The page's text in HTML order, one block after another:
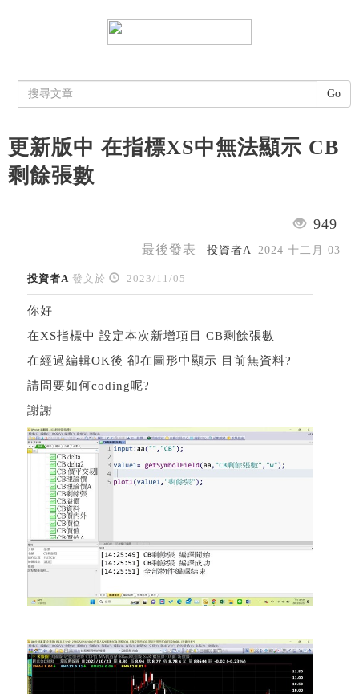
更新版中 在指標XS中無法顯示 CB
剩餘張數
949
最後發表 投資者A 2024 十二月 03
投資者A 發文於 2023/11/05
你好
在XS指標中 設定本次新增項目 CB剩餘張數
在經過編輯OK後 卻在圖形中顯示 目前無資料?
請問要如何coding呢?
謝謝
Go